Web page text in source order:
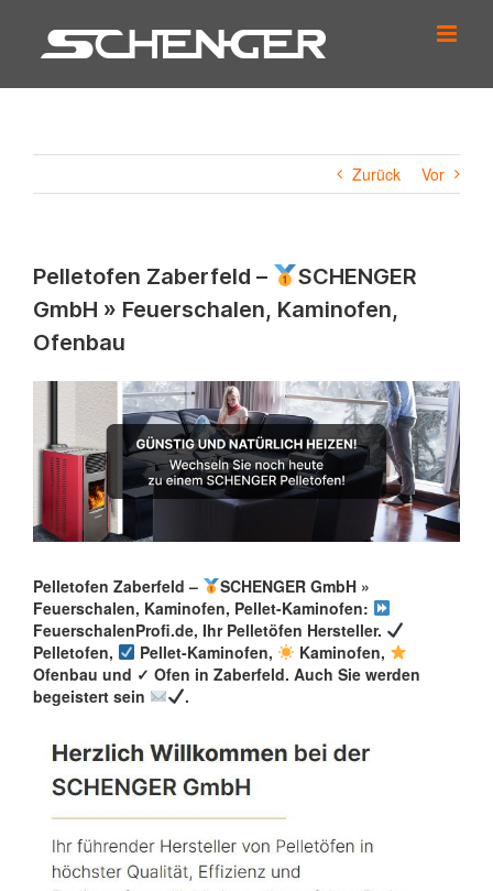
springen
Zurück Vor
Pelletofen Zaberfeld –
SCHENGER
GmbH » Feuerschalen, Kaminofen,
Ofenbau
Pelletofen Zaberfeld –
SCHENGER GmbH »
Feuerschalen, Kaminofen, Pellet-Kaminofen:
FeuerschalenProfi.de, Ihr Pelletöfen Hersteller.
Pelletofen,
Pellet-Kaminofen,
Kaminofen,
Ofenbau und ✓ Ofen in Zaberfeld. Auch Sie werden
begeistert sein
.